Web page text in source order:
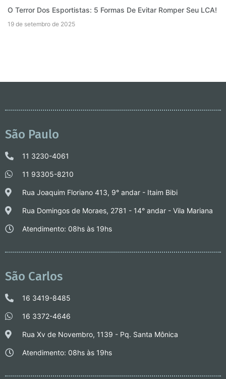
O Terror Dos Esportistas: 5 Formas De Evitar Romper Seu LCA!
19 de setembro de 2025
São Paulo
11 3230-4061
11 93305-8210
Rua Joaquim Floriano 413, 9° andar - Itaim Bibi
Rua Domingos de Moraes, 2781 - 14° andar - Vila Mariana
Atendimento: 08hs às 19hs
São Carlos
16 3419-8485
16 3372-4646
Rua Xv de Novembro, 1139 - Pq. Santa Mônica
Atendimento: 08hs às 19hs